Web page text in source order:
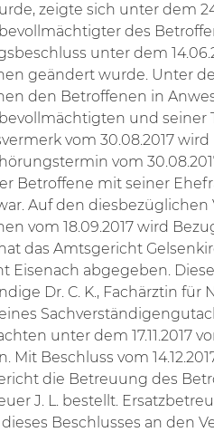
zeigte sich unter dem
des
unter dem
geändert wurde. Unter
den Betroffenen in
und seiner
vom 30.08.2017
vom
Betroffene mit seiner
Auf den diesbezüglichen
vom 18.09.2017 wird
hat das Amtsgericht
Eisenach abgegeben.
Dr. C. K., Fachärztin
unter dem 17.11.2017
Mit Beschluss vom
die Betreuung des
J. L. bestellt.
Beschlusses an den